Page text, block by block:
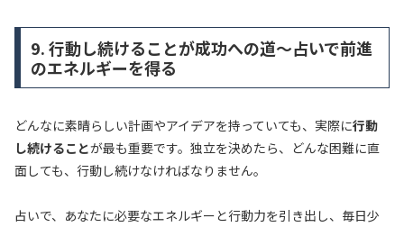
9. 行動し続けることが成功への道～占いで前進
のエネルギーを得る
どんなに素晴らしい計画やアイデアを持っていても、実際に行動
し続けることが最も重要です。独立を決めたら、どんな困難に直
面しても、行動し続けなければなりません。
占いで、あなたに必要なエネルギーと行動力を引き出し、毎日少